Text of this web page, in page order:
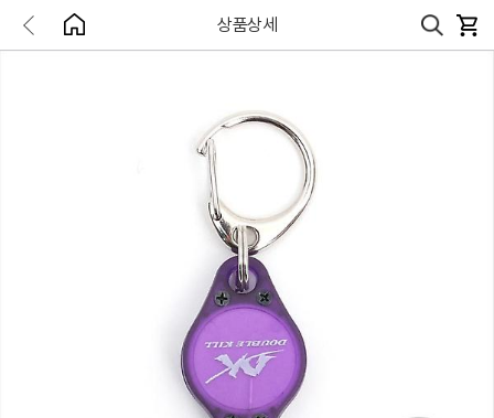
상품상세